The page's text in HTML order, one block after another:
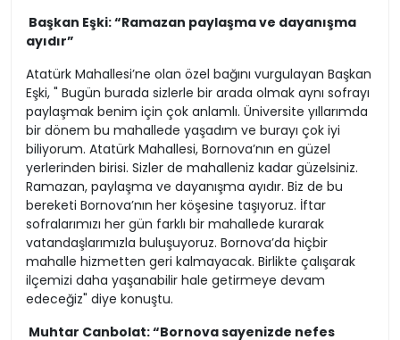
Başkan Eşki: “Ramazan paylaşma ve dayanışma
ayıdır”
Atatürk Mahallesi’ne olan özel bağını vurgulayan Başkan
Eşki, " Bugün burada sizlerle bir arada olmak aynı sofrayı
paylaşmak benim için çok anlamlı. Üniversite yıllarımda
bir dönem bu mahallede yaşadım ve burayı çok iyi
biliyorum. Atatürk Mahallesi, Bornova’nın en güzel
yerlerinden birisi. Sizler de mahalleniz kadar güzelsiniz.
Ramazan, paylaşma ve dayanışma ayıdır. Biz de bu
bereketi Bornova’nın her köşesine taşıyoruz. İftar
sofralarımızı her gün farklı bir mahallede kurarak
vatandaşlarımızla buluşuyoruz. Bornova’da hiçbir
mahalle hizmetten geri kalmayacak. Birlikte çalışarak
ilçemizi daha yaşanabilir hale getirmeye devam
edeceğiz" diye konuştu.
Muhtar Canbolat: “Bornova sayenizde nefes